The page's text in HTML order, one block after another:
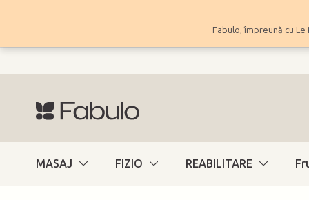
Fabulo, împreună cu
MASAJ FIZIO REABILITARE